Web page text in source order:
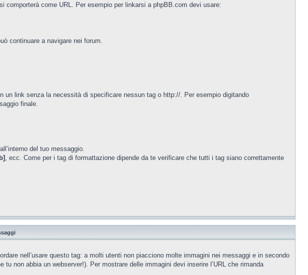
comporterà come URL. Per esempio per linkarsi a phpBB.com devi usare:
continuare a navigare nei forum.
un link senza la necessità di specificare nessun tag o http://. Per esempio digitando
finale.
del tuo messaggio.
, ecc. Come per i tag di formattazione dipende da te verificare che tutti i tag siano correttamente
nell’usare questo tag: a molti utenti non piacciono molte immagini nei messaggi e in secondo
non abbia un webserver!). Per mostrare delle immagini devi inserire l’URL che rimanda